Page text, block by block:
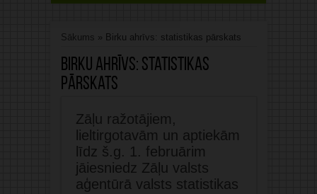
Sākums » Birku ahrīvs: statistikas pārskats
Birku ahrīvs: statistikas
pārskats
Zāļu ražotājiem,
lieltirgotavām un aptiekām
līdz š.g. 1. februārim
jāiesniedz Zāļu valsts
aģentūrā valsts statistikas